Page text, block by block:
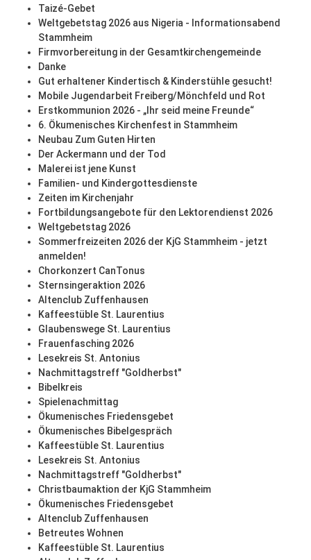
Taizé-Gebet
Weltgebetstag 2026 aus Nigeria - Informationsabend
Stammheim
Firmvorbereitung in der Gesamtkirchengemeinde
Danke
Gut erhaltener Kindertisch & Kinderstühle gesucht!
Mobile Jugendarbeit Freiberg/Mönchfeld und Rot
Erstkommunion 2026 - „Ihr seid meine Freunde“
6. Ökumenisches Kirchenfest in Stammheim
Neubau Zum Guten Hirten
Der Ackermann und der Tod
Malerei ist jene Kunst
Familien- und Kindergottesdienste
Zeiten im Kirchenjahr
Fortbildungsangebote für den Lektorendienst 2026
Weltgebetstag 2026
Sommerfreizeiten 2026 der KjG Stammheim - jetzt
anmelden!
Chorkonzert CanTonus
Sternsingeraktion 2026
Altenclub Zuffenhausen
Kaffeestüble St. Laurentius
Glaubenswege St. Laurentius
Frauenfasching 2026
Lesekreis St. Antonius
Nachmittagstreff "Goldherbst"
Bibelkreis
Spielenachmittag
Ökumenisches Friedensgebet
Ökumenisches Bibelgespräch
Kaffeestüble St. Laurentius
Lesekreis St. Antonius
Nachmittagstreff "Goldherbst"
Christbaumaktion der KjG Stammheim
Ökumenisches Friedensgebet
Altenclub Zuffenhausen
Betreutes Wohnen
Kaffeestüble St. Laurentius